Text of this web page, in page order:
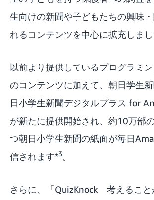
生向けの新聞や子どもたちの興味
れるコンテンツを中心に拡充しま
以前より提供しているプログラミ
のコンテンツに加えて、朝日学生
日小学生新聞デジタルプラス for
が新たに提供開始され、約10万部
つ朝日小学生新聞の紙面が毎日
信されます*3。
さらに、「QuizKnock 考えること